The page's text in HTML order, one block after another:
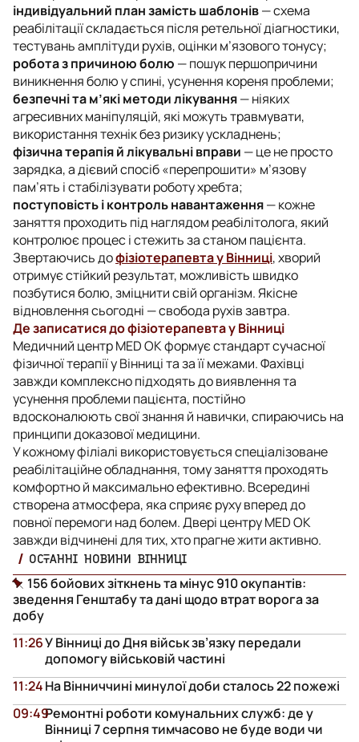
індивідуальний план замість шаблонів— схема
реабілітації складається після ретельної діагностики,
тестувань амплітуди рухів, оцінки м’язового тонусу;
робота з причиною болю — пошук першопричини
виникнення болю у спині, усунення кореня проблеми;
безпечні та м’які методи лікування— ніяких
агресивних маніпуляцій, які можуть травмувати,
використання технік без ризику ускладнень;
фізична терапія й лікувальні вправи — це не просто
зарядка, а дієвий спосіб «перепрошити» м’язову
пам’ять і стабілізувати роботу хребта;
поступовість і контроль навантаження— кожне
заняття проходить під наглядом реабілітолога, який
контролює процес і стежить за станом пацієнта.
Звертаючись дофізіотерапевта у Вінниці, хворий
отримує стійкий результат, можливість швидко
позбутися болю, зміцнити свій організм. Якісне
відновлення сьогодні — свобода рухів завтра.
Де записатися до фізіотерапевта у Вінниці
Медичний центр MED OK формує стандарт сучасної
фізичної терапії у Вінниці та за її межами. Фахівці
завжди комплексно підходять до виявлення та
усунення проблеми пацієнта, постійно
вдосконалюють свої знання й навички, спираючись на
принципи доказової медицини.
У кожному філіалі використовується спеціалізоване
реабілітаційне обладнання, тому заняття проходять
комфортно й максимально ефективно. Всередині
створена атмосфера, яка сприяє руху вперед до
повної перемоги над болем. Двері центру MED OK
завжди відчинені для тих, хто прагне жити активно.
ОСТАННІ НОВИНИ ВІННИЦІ
156 бойових зіткнень та мінус 910 окупантів:
зведення Генштабу та дані щодо втрат ворога за
добу
У Вінниці до Дня військ зв’язку передали
допомогу військовій частині
11:26
На Вінниччині минулої доби сталось 22 пожежі
11:24
Ремонтні роботи комунальних служб: де у
Вінниці 7 серпня тимчасово не буде води чи
09:49